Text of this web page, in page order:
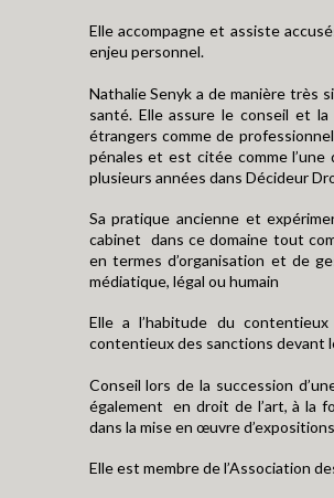
Elle accompagne et assiste
enjeu personnel.
Nathalie Senyk a de manière très
santé. Elle assure le conseil et
étrangers comme de
pénales et est citée comme
plusieurs années dans Décideur
Sa pratique ancienne et
cabinet dans ce domaine tout
en termes d’organisation et de
médiatique, légal ou humain
Elle a l’habitude du
contentieux des sanctions devant
Conseil lors de la succession
également en droit de l’art, à la
dans la mise en œuvre
Elle est membre de l’Association